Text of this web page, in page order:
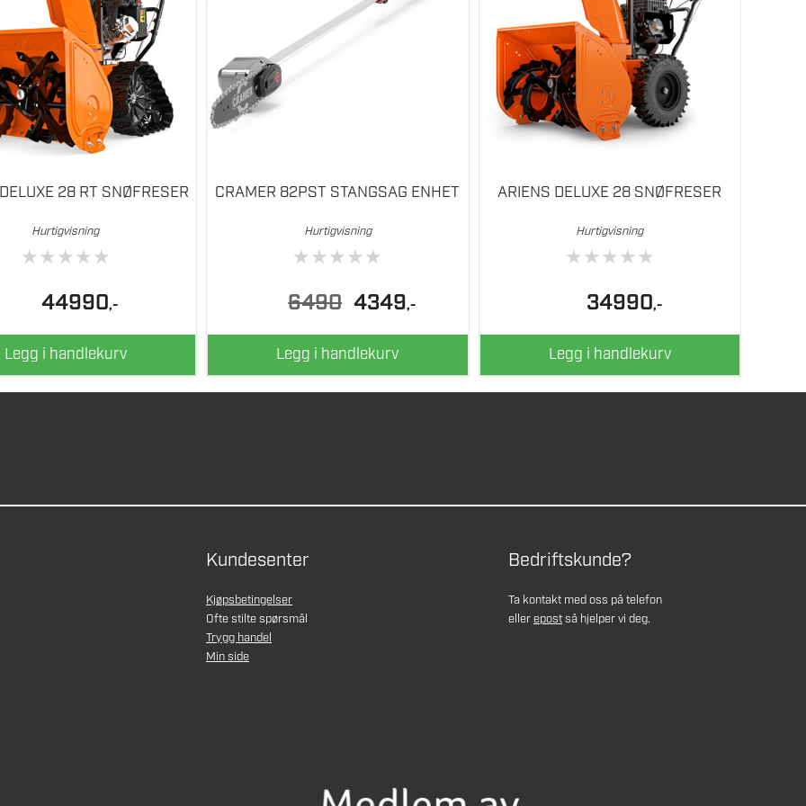
28 RT SNØFRESER
Hurtigvisning
★★★★★
44990,-
Legg i handlekurv
CRAMER 82PST STANGSAG ENHET
Hurtigvisning
★★★★★
6490
Opprinnelig
pris
var:
6490.
4349pris
er:
,-
Legg i handlekurv
ARIENS DELUXE 28 SNØFRESER
Hurtigvisning
★★★★★
34990,-
Legg i handlekurv
Kundesenter
Kjøpsbetingelser
Ofte stilte spørsmål
Trygg handel
Min side
Bedriftskunde?
Ta kontakt med oss på telefon
ellerepostså hjelper vi deg.